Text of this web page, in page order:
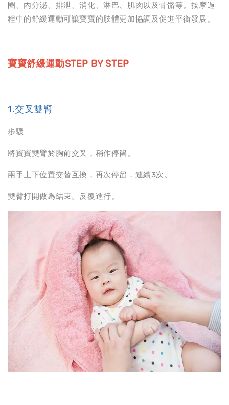
圈、內分泌、排泄、消化、淋巴、肌肉以及骨骼等。按摩過
程中的舒緩運動可讓寶寶的肢體更加協調及促進平衡發展。
寶寶舒緩運動STEP BY STEP
1.交叉雙臂
步驟
將寶寶雙臂於胸前交叉，稍作停留。
兩手上下位置交替互換，再次停留，連續3次。
雙臂打開做為結束。反覆進行。